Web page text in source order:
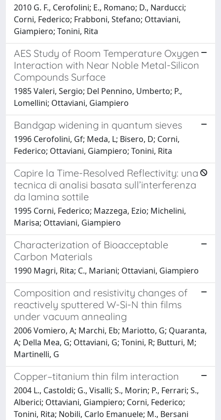
2010 G. F., Cerofolini; E., Romano; D., Narducci;
Corni, Federico; Frabboni, Stefano; Ottaviani,
Giampiero; Tonini, Rita
AES Study of Room Temperature Oxygen
Interaction with Near Noble Metal-Silicon
Compounds Surface
1985 Valeri, Sergio; Del Pennino, Umberto; P.,
Lomellini; Ottaviani, Giampiero
Bandgap widening in quantum sieves
1996 Cerofolini, Gf; Meda, L; Bisero, D; Corni,
Federico; Ottaviani, Giampiero; Tonini, Rita
Capire la Time-Resolved Reflectivity: una
tecnica di analisi basata sull’interferenza
da lamina sottile
1995 Corni, Federico; Mazzega, Ezio; Michelini,
Marisa; Ottaviani, Giampiero
Characterization of Bioacceptable
Carbon Materials
1990 Magri, Rita; C., Mariani; Ottaviani, Giampiero
Composition and resistivity changes of
reactively sputtered W-Si-N thin films
under vacuum annealing
2006 Vomiero, A; Marchi, Eb; Mariotto, G; Quaranta,
A; Della Mea, G; Ottaviani, G; Tonini, R; Butturi, M;
Martinelli, G
Copper–titanium thin film interaction
2004 L., Castoldi; G., Visalli; S., Morin; P., Ferrari; S.,
Alberici; Ottaviani, Giampiero; Corni, Federico;
Tonini, Rita; Nobili, Carlo Emanuele; M., Bersani